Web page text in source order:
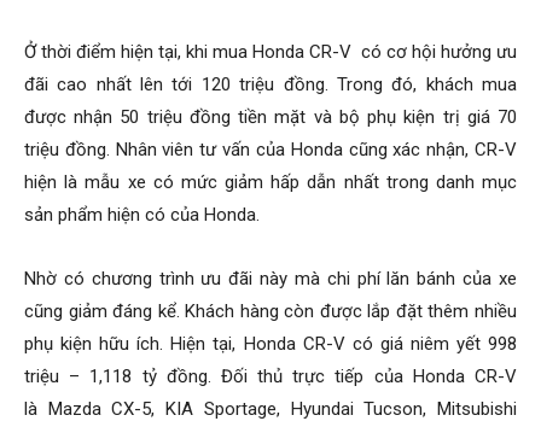
Ở thời điểm hiện tại, khi mua Honda CR-V có cơ hội hưởng ưu
đãi cao nhất lên tới 120 triệu đồng. Trong đó, khách mua
được nhận 50 triệu đồng tiền mặt và bộ phụ kiện trị giá 70
triệu đồng. Nhân viên tư vấn của Honda cũng xác nhận, CR-V
hiện là mẫu xe có mức giảm hấp dẫn nhất trong danh mục
sản phẩm hiện có của Honda.
Nhờ có chương trình ưu đãi này mà chi phí lăn bánh của xe
cũng giảm đáng kể. Khách hàng còn được lắp đặt thêm nhiều
phụ kiện hữu ích. Hiện tại, Honda CR-V có giá niêm yết 998
triệu – 1,118 tỷ đồng. Đối thủ trực tiếp của Honda CR-V
là Mazda CX-5, KIA Sportage, Hyundai Tucson, Mitsubishi